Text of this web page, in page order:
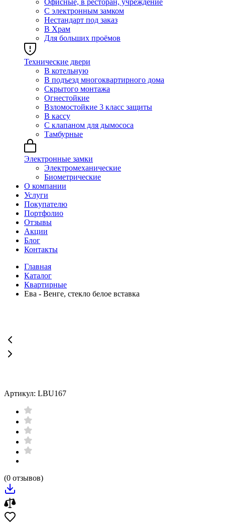
Офисные, в ресторан, учреждение
С электронным замком
Нестандарт под заказ
В Храм
Для больших проёмов
Технические двери
В котельную
В подъезд многоквартирного дома
Скрытого монтажа
Огнестойкие
Взломостойкие 3 класс защиты
В кассу
С клапаном для дымососа
Тамбурные
Электронные замки
Электромеханические
Биометрические
О компании
Услуги
Покупателю
Портфолио
Отзывы
Акции
Блог
Контакты
Главная
Каталог
Квартирные
Ева - Венге, стекло белое вставка
Артикул: LBU167
(0 отзывов)